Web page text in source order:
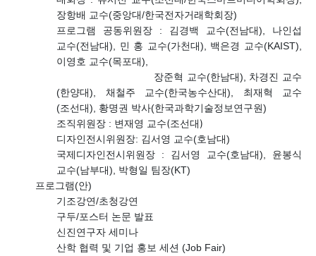
장항배 교수(중앙대/한국전자거래학회장)
프로그램 공동위원장 : 김경백 교수(전남대), 나인섭
교수(전남대), 민 홍 교수(가천대), 백은경 교수(KAIST),
이영호 교수(목포대),
장준혁 교수(한남대), 차경진 교수
(한양대), 채철주 교수(한국농수산대), 최재혁 교수
(조선대), 황명권 박사(한국과학기술정보연구원)
조직위원장 : 변재영 교수(조선대)
디자인전시위원장: 김서영 교수(호남대)
국제디자인전시위원장 : 김서영 교수(호남대), 윤봉식
교수(남부대), 박형일 팀장(KT)
프로그램(안)
기조강연/초청강연
구두/포스터 논문 발표
신진연구자 세미나
산학 협력 및 기업 홍보 세션 (Job Fair)